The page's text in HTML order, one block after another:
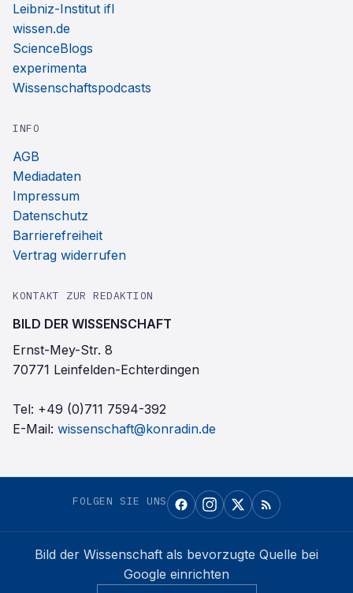
Leibniz-Institut ifl
wissen.de
ScienceBlogs
experimenta
Wissenschaftspodcasts
INFO
AGB
Mediadaten
Impressum
Datenschutz
Barrierefreiheit
Vertrag widerrufen
KONTAKT ZUR REDAKTION
BILD DER WISSENSCHAFT
Ernst-Mey-Str. 8
70771 Leinfelden-Echterdingen
Tel: +49 (0)711 7594-392
E-Mail: wissenschaft@konradin.de
FOLGEN SIE UNS
Bild der Wissenschaft als bevorzugte Quelle bei
Google einrichten